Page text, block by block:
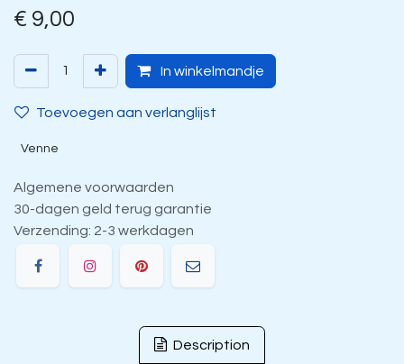
€ 9,00
In winkelmandje
Toevoegen aan verlanglijst
Venne
Algemene voorwaarden
30-dagen geld terug garantie
Verzending: 2-3 werkdagen
Description